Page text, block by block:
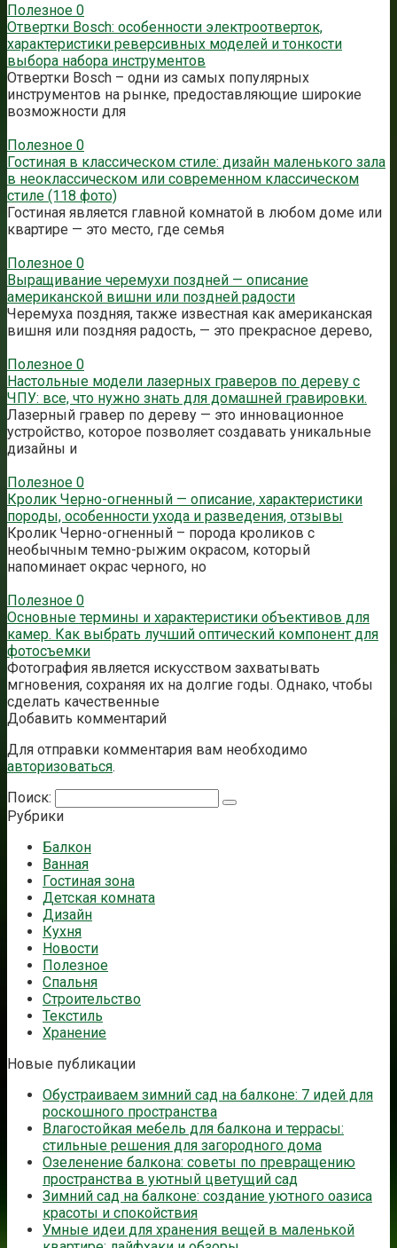
Полезное 0
Отвертки Bosch: особенности электроотверток,
характеристики реверсивных моделей и тонкости
выбора набора инструментов
Отвертки Bosch – одни из самых популярных
инструментов на рынке, предоставляющие широкие
возможности для
Полезное 0
Гостиная в классическом стиле: дизайн маленького зала
в неоклассическом или современном классическом
стиле (118 фото)
Гостиная является главной комнатой в любом доме или
квартире — это место, где семья
Полезное 0
Выращивание черемухи поздней — описание
американской вишни или поздней радости
Черемуха поздняя, также известная как американская
вишня или поздняя радость, — это прекрасное дерево,
Полезное 0
Настольные модели лазерных граверов по дереву с
ЧПУ: все, что нужно знать для домашней гравировки.
Лазерный гравер по дереву — это инновационное
устройство, которое позволяет создавать уникальные
дизайны и
Полезное 0
Кролик Черно-огненный — описание, характеристики
породы, особенности ухода и разведения, отзывы
Кролик Черно-огненный – порода кроликов с
необычным темно-рыжим окрасом, который
напоминает окрас черного, но
Полезное 0
Основные термины и характеристики объективов для
камер. Как выбрать лучший оптический компонент для
фотосъемки
Фотография является искусством захватывать
мгновения, сохраняя их на долгие годы. Однако, чтобы
сделать качественные
Добавить комментарий
Для отправки комментария вам необходимо
авторизоваться.
Поиск:
Рубрики
Балкон
Ванная
Гостиная зона
Детская комната
Дизайн
Кухня
Новости
Полезное
Спальня
Строительство
Текстиль
Хранение
Новые публикации
Обустраиваем зимний сад на балконе: 7 идей для
роскошного пространства
Влагостойкая мебель для балкона и террасы:
стильные решения для загородного дома
Озеленение балкона: советы по превращению
пространства в уютный цветущий сад
Зимний сад на балконе: создание уютного оазиса
красоты и спокойствия
Умные идеи для хранения вещей в маленькой